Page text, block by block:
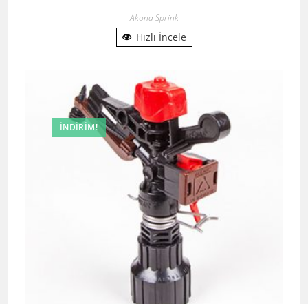
Akona Sprink
Hızlı İncele
İNDIRIM!